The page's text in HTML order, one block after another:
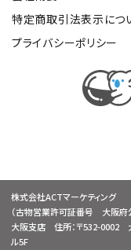
特定商取引法表示につ
プライバシーポリシー
株式会社ACTマーケティング
（古物営業許可証番号 大阪
大阪支店 住所：〒532-0002
ル5F